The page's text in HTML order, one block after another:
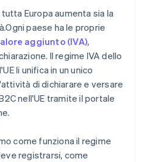
Europa aumenta sia la
paese ha le proprie
aggiunto (IVA),
Il regime IVA dello
li unifica in un unico
di dichiarare e versare
nell'UE tramite il portale
come funziona il regime
registrarsi, come